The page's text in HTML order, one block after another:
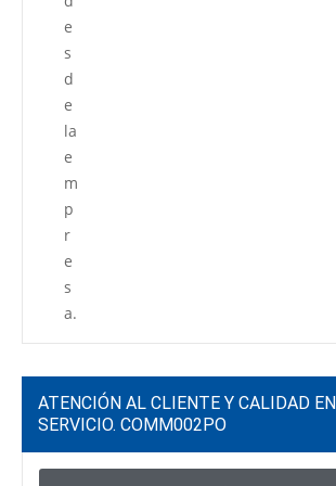
e
s
d
e
la
e
m
p
r
e
s
a.
ATENCIÓN AL CLIENTE Y CALIDAD
SERVICIO. COMM002PO